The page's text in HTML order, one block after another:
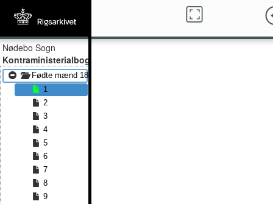
Nødebo Sogn
Kontraministerialbog
Fødte mænd 1851 - Fødte mænd 1871
1
2
3
4
5
6
7
8
9